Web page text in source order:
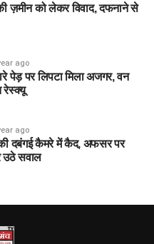
ज़मीन को लेकर विवाद, दफनाने से
ago
पेड़ पर लिपटा मिला अजगर, वन
रेस्क्यू
ago
की दबंगई कैमरे में कैद, अफसर पर
उठे सवाल